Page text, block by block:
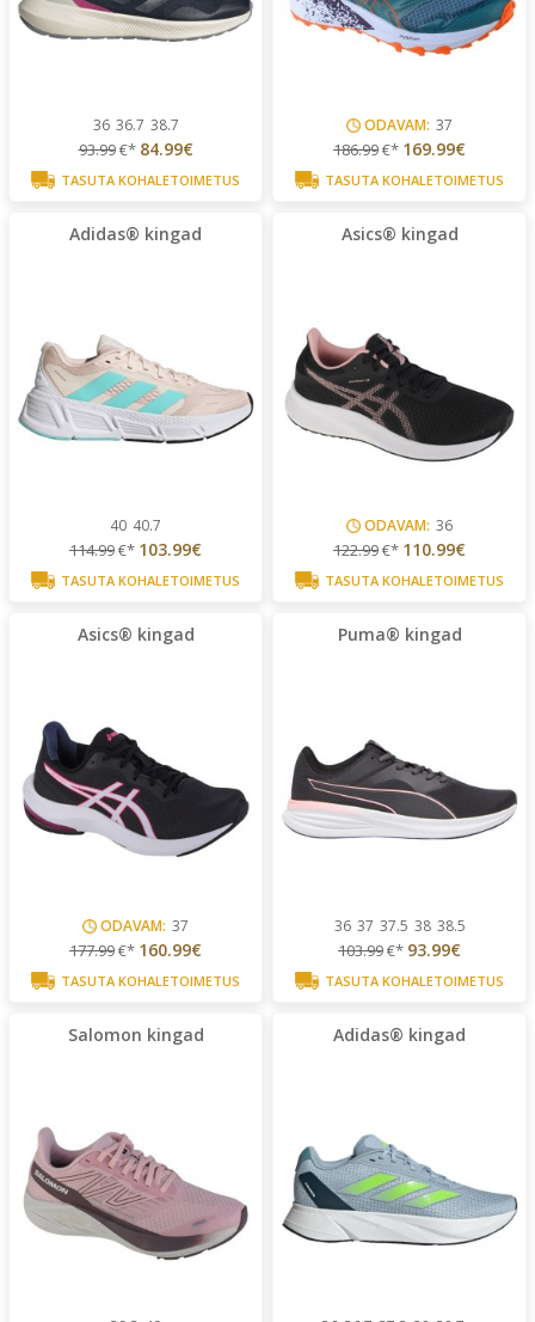
36 36.7 38.7
93.99€* 84.99€
TASUTA KOHALETOIMETUS
ODAVAM: 37
186.99€* 169.99€
TASUTA KOHALETOIMETUS
Adidas® kingad
40 40.7
114.99€* 103.99€
TASUTA KOHALETOIMETUS
Asics® kingad
ODAVAM: 36
122.99€* 110.99€
TASUTA KOHALETOIMETUS
Asics® kingad
ODAVAM: 37
177.99€* 160.99€
TASUTA KOHALETOIMETUS
Puma® kingad
36 37 37.5 38 38.5
103.99€* 93.99€
TASUTA KOHALETOIMETUS
Salomon kingad Adidas® kingad